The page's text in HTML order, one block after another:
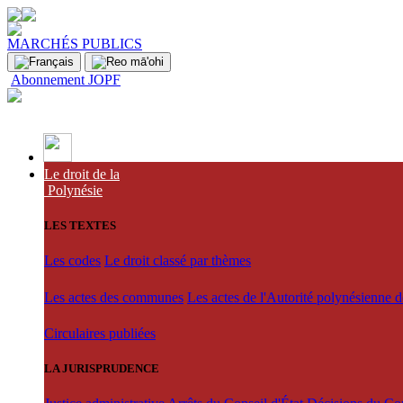
MARCHÉS PUBLICS
Abonnement JOPF
Le droit de la
Polynésie
LES TEXTES
Les codes Le droit classé par thèmes
Les actes des communes Les actes de l'Autorité polynésienne
Circulaires publiées
LA JURISPRUDENCE